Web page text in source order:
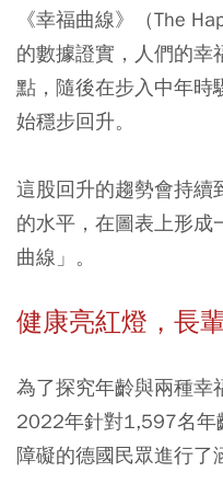
《幸福曲線》（The
的數據證實，人們的
點，隨後在步入中年時
始穩步回升。
這股回升的趨勢會持續
的水平，在圖表上形成
曲線」。
健康亮紅燈，長
為了探究年齡與兩種幸
2022年針對1,597名年
障礙的德國民眾進行了